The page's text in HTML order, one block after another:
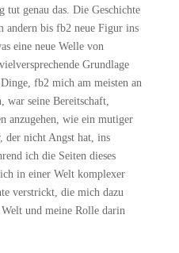
tut genau das. Die Geschichte
andern bis fb2 neue Figur ins
eine neue Welle von
Grundlage
fb2 mich am meisten an
war seine Bereitschaft,
anzugehen, wie ein mutiger
der nicht Angst hat, ins
ich die Seiten dieses
in einer Welt komplexer
verstrickt, die mich dazu
und meine Rolle darin